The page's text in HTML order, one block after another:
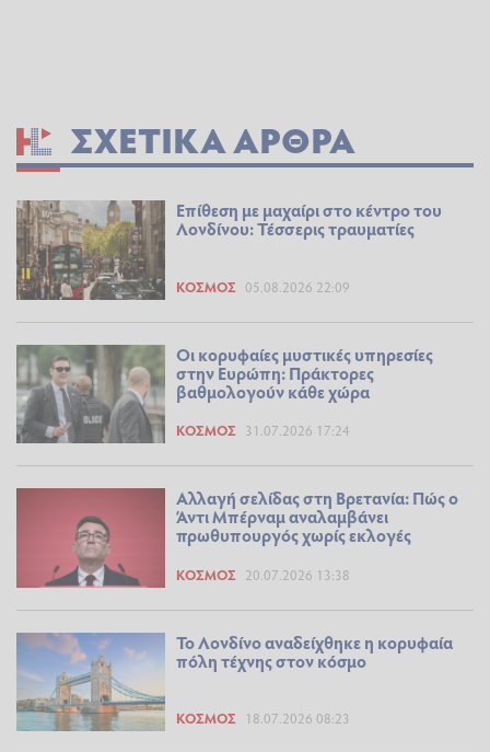
ΣΧΕΤΙΚΆ ΆΡΘΡΑ
Επίθεση με μαχαίρι στο κέντρο του
Λονδίνου: Τέσσερις τραυματίες
ΚΌΣΜΟΣ 05.08.2026 22:09
Οι κορυφαίες μυστικές υπηρεσίες
στην Ευρώπη: Πράκτορες
βαθμολογούν κάθε χώρα
ΚΌΣΜΟΣ 31.07.2026 17:24
Αλλαγή σελίδας στη Βρετανία: Πώς ο
Άντι Μπέρναμ αναλαμβάνει
πρωθυπουργός χωρίς εκλογές
ΚΌΣΜΟΣ 20.07.2026 13:38
Το Λονδίνο αναδείχθηκε η κορυφαία
πόλη τέχνης στον κόσμο
ΚΌΣΜΟΣ 18.07.2026 08:23